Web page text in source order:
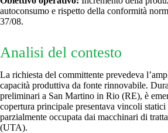
autoconsumo e rispetto della conformità
37/08.
Analisi del contesto
La richiesta del committente prevedeva
capacità produttiva da fonte rinnovabile.
preliminari a San Martino in Rio (RE), è
copertura principale presentava vincoli statici
parzialmente occupata dai macchinari di
(UTA).